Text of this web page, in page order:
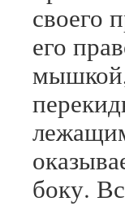
своего
его
мышкой,
боку.